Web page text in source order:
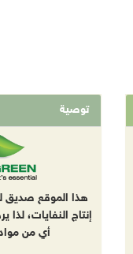
توصية
هذا الموقع صديق
إنتاج النفايات، لذا
أي من